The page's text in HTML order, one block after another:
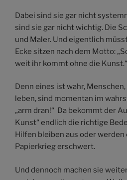
Dabei sind sie gar nicht
sind sie gar nicht wichtig. Die
und Maler. Und eigentlich
Ecke sitzen nach dem Motto:
weit ihr kommt ohne die Kunst.“
Denn eines ist wahr,
leben, sind momentan im
„arm dran!“ Da bekommt der
Kunst“ endlich die richtige
Hilfen bleiben aus oder
Papierkrieg erschwert.
Und dennoch machen sie